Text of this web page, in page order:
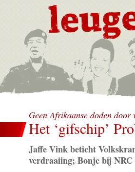
Geen Afrikaanse doden
Het ‘gifschip’
Jaffe Vink beticht
verdraaiing; Bonje bij NRC